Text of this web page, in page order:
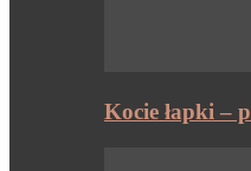
Kocie łapki –